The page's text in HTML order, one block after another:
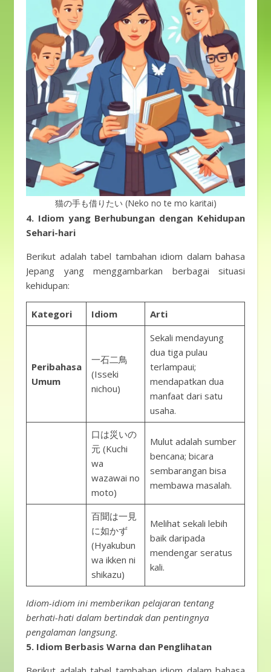
猫の手も借りたい (Neko no te mo karitai)
4. Idiom yang Berhubungan dengan Kehidupan
Sehari-hari
Berikut adalah tabel tambahan idiom dalam bahasa
Jepang yang menggambarkan berbagai situasi
kehidupan:
Kategori Idiom Arti
Peribahasa
Umum
一石二鳥
(Isseki
nichou)
Sekali mendayung
dua tiga pulau
terlampaui;
mendapatkan dua
manfaat dari satu
usaha.
口は災いの
元 (Kuchi
wa
wazawai no
moto)
Mulut adalah sumber
bencana; bicara
sembarangan bisa
membawa masalah.
百聞は一見
に如かず
(Hyakubun
wa ikken ni
shikazu)
Melihat sekali lebih
baik daripada
mendengar seratus
kali.
Idiom-idiom ini memberikan pelajaran tentang
berhati-hati dalam bertindak dan pentingnya
pengalaman langsung.
5. Idiom Berbasis Warna dan Penglihatan